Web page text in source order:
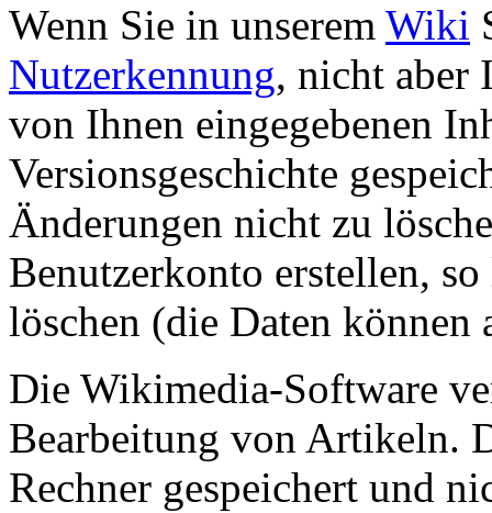
Wenn Sie in unserem Wiki
Nutzerkennung, nicht aber
von Ihnen eingegebenen
Versionsgeschichte
Änderungen nicht zu
Benutzerkonto erstellen,
löschen (die Daten können
Die Wikimedia-Software
Bearbeitung von Artikeln.
Rechner gespeichert und